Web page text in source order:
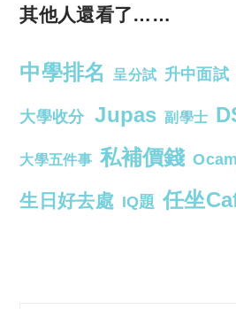
其他人還看了……
中學排名 呈分試 升中面試
大學收分 Jupas 副學士
大學五件事 私補價錢
生日好去處 IQ題 任坐